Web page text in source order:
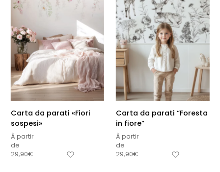
Carta da parati «Fiori
sospesi»
À partir
de
29,90€
Carta da parati “Foresta
in fiore”
À partir
de
29,90€